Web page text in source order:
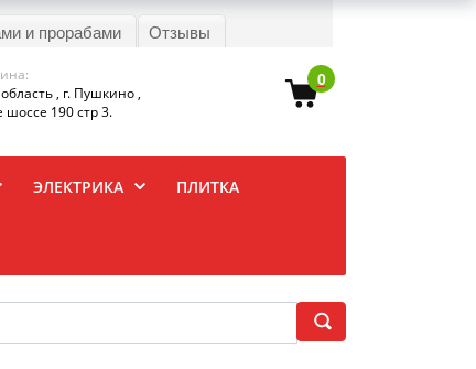
и прорабами Отзывы
0
, г. Пушкино ,
шоссе 190 стр 3.
ЭЛЕКТРИКА ПЛИТКА